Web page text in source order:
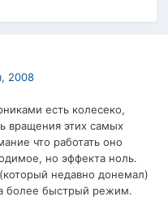
2008
есть колесеко,
вращения этих самых
что работать оно
но эффекта ноль.
недавно донемал)
более быстрый режим.